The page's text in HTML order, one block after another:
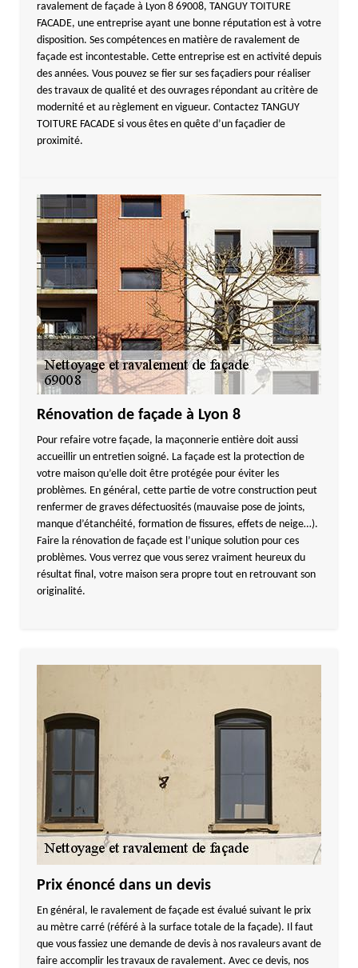
ravalement de façade à Lyon 8 69008, TANGUY TOITURE
FACADE, une entreprise ayant une bonne réputation est à votre
disposition. Ses compétences en matière de ravalement de
façade est incontestable. Cette entreprise est en activité depuis
des années. Vous pouvez se fier sur ses façadiers pour réaliser
des travaux de qualité et des ouvrages répondant au critère de
modernité et au règlement en vigueur. Contactez TANGUY
TOITURE FACADE si vous êtes en quête d’un façadier de
proximité.
Rénovation de façade à Lyon 8
Pour refaire votre façade, la maçonnerie entière doit aussi
accueillir un entretien soigné. La façade est la protection de
votre maison qu’elle doit être protégée pour éviter les
problèmes. En général, cette partie de votre construction peut
renfermer de graves défectuosités (mauvaise pose de joints,
manque d’étanchéité, formation de fissures, effets de neige…).
Faire la rénovation de façade est l’unique solution pour ces
problèmes. Vous verrez que vous serez vraiment heureux du
résultat final, votre maison sera propre tout en retrouvant son
originalité.
Prix énoncé dans un devis
En général, le ravalement de façade est évalué suivant le prix
au mètre carré (référé à la surface totale de la façade). Il faut
que vous fassiez une demande de devis à nos ravaleurs avant de
faire accomplir les travaux de ravalement. Avec ce devis, nos